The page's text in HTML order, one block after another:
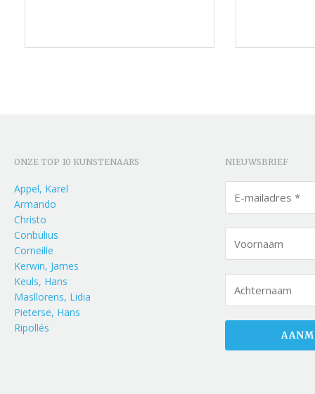
ONZE TOP 10 KUNSTENAARS
Appel, Karel
Armando
Christo
Conbulius
Corneille
Kerwin, James
Keuls, Hans
Masllorens, Lidia
Pieterse, Hans
Ripollés
NIEUWSBRIEF